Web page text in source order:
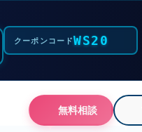
クーポンコードWS20
無料相談